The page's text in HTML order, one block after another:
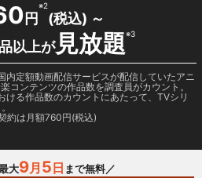
円
※2
(税込) ～
以上が見放題※3
内定額動画配信サービスが配信していたアニ
コンテンツの作品数を調査員がカウント。
ける作品数のカウントにあたって、TVシリ
約は月額760円(税込)
大9月 5 日 まで無料／